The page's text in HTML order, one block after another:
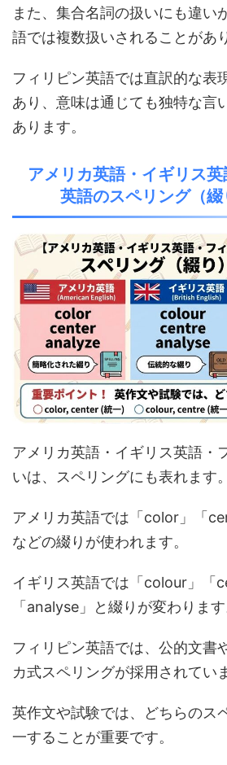
また、集合名詞の扱いにも違い
語では複数扱いされることがあ
フィリピン英語では直訳的な表
あり、意味は通じても独特な言
あります。
アメリカ英語・イギリス
英語のスペリング（
アメリカ英語・イギリス英語・
いは、スペリングにも表れます。
アメリカ英語では「color」「
などの綴りが使われます。
イギリス英語では「colour」「
「analyse」と綴りが変わります
フィリピン英語では、公的文書
カ式スペリングが採用されてい
英作文や試験では、どちらのス
一することが重要です。